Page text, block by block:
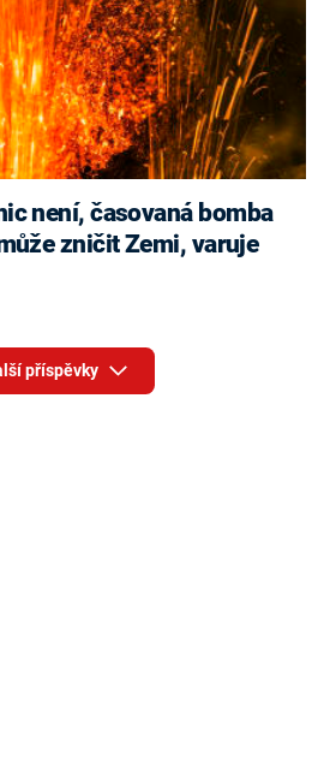
není, časovaná bomba
zničit Zemi, varuje
příspěvky